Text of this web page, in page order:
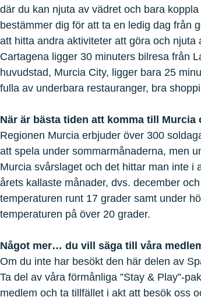
där du kan njuta av vädret och bara
bestämmer dig för att ta en ledig dag från
att hitta andra aktiviteter att göra och
Cartagena ligger 30 minuters bilresa från
huvudstad, Murcia City, ligger bara 25
fulla av underbara restauranger, bra
När är bästa tiden att komma till Murcia
Regionen Murcia erbjuder över 300
att spela under sommarmånaderna, men
Murcia svårslaget och det hittar man inte i
årets kallaste månader, dvs. december
temperaturen runt 17 grader samt under
temperaturen på över 20 grader.
Något mer… du vill säga till våra
Om du inte har besökt den här delen av
Ta del av våra förmånliga ”Stay & Play”-
medlem och ta tillfället i akt att besök oss